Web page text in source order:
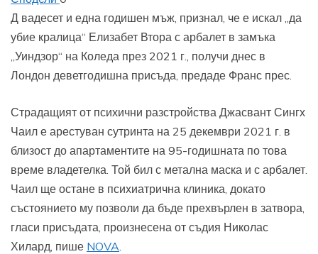
Д вадесет и една годишен мъж, признал, че е искал „да
убие кралица“ Елизабет Втора с арбалет в замъка
„Уиндзор“ на Коледа през 2021 г., получи днес в
Лондон деветгодишна присъда, предаде Франс прес.
Страдащият от психични разстройства Джасвант Сингх
Чаил е арестуван сутринта на 25 декември 2021 г. в
близост до апартаментите на 95-годишната по това
време владетелка. Той бил с метална маска и с арбалет.
Чаил ще остане в психиатрична клиника, докато
състоянието му позволи да бъде прехвърлен в затвора,
гласи присъдата, произнесена от съдия Николас
Хилард, пише NOVA